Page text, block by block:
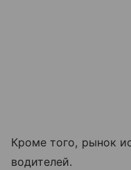
Кроме того, рынок
водителей.